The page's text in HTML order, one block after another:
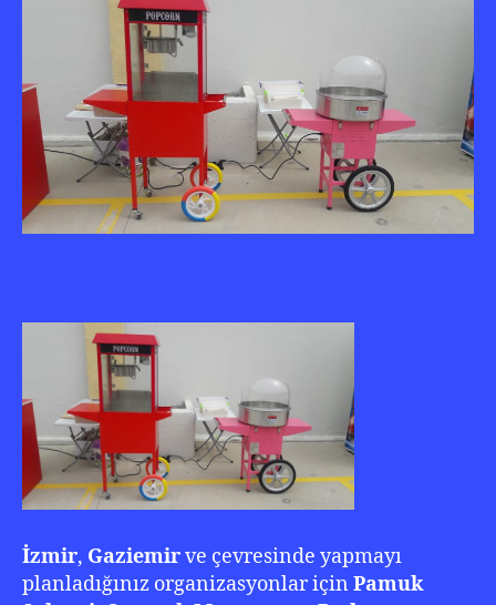
İzmir, Gaziemirve çevresinde yapmayı
planladığınız organizasyonlar için Pamuk